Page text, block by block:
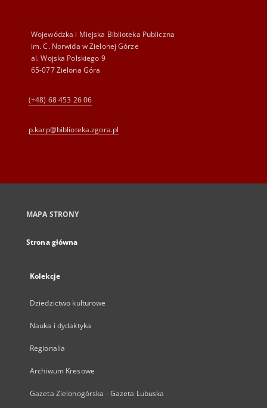
Wojewódzka i Miejska Biblioteka Publiczna
im. C. Norwida w Zielonej Górze
al. Wojska Polskiego 9
65-077 Zielona Góra
(+48) 68 453 26 06
p.karp@biblioteka.zgora.pl
MAPA STRONY
Strona główna
Kolekcje
Dziedzictwo kulturowe
Nauka i dydaktyka
Regionalia
Archiwum Kresowe
Gazeta Zielonogórska - Gazeta Lubuska